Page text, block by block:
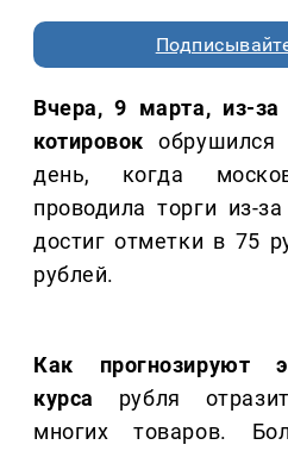
Вчера, 9 марта, из-
котировок
день, когда
проводила торги из-
достиг отметки в 75
рублей.
Как прогнозируют
курса рубля
многих товаров.